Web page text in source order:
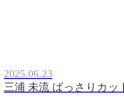
2025.06.23
三浦 未流 ばっさりカッ